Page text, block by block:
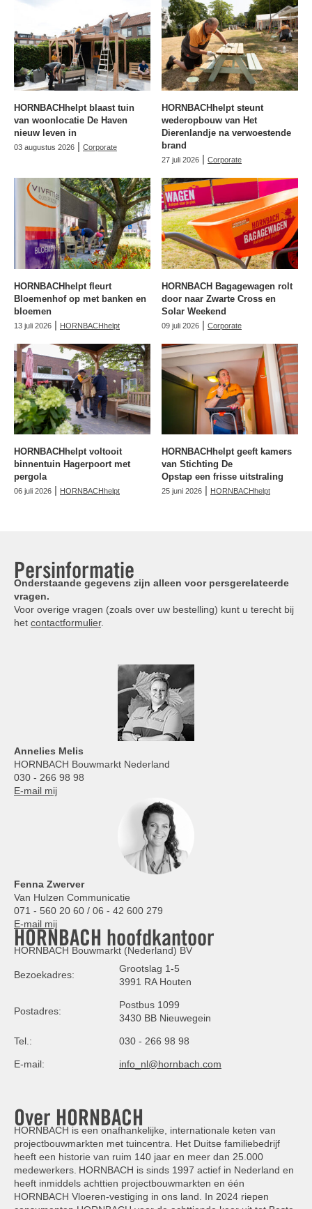
HORNBACHhelpt blaast tuin
van woonlocatie De Haven
nieuw leven in
03 augustus 2026 | Corporate
HORNBACHhelpt steunt
wederopbouw van Het
Dierenlandje na verwoestende
brand
27 juli 2026 | Corporate
HORNBACHhelpt fleurt
Bloemenhof op met banken en
bloemen
13 juli 2026 | HORNBACHhelpt
HORNBACH Bagagewagen rolt
door naar Zwarte Cross en
Solar Weekend
09 juli 2026 | Corporate
HORNBACHhelpt voltooit
binnentuin Hagerpoort met
pergola
06 juli 2026 | HORNBACHhelpt
HORNBACHhelpt geeft kamers
van Stichting De
Opstap een frisse uitstraling
25 juni 2026 | HORNBACHhelpt
Persinformatie
Onderstaande gegevens zijn alleen voor persgerelateerde
vragen.
Voor overige vragen (zoals over uw bestelling) kunt u terecht bij
het contactformulier.
Annelies Melis
HORNBACH Bouwmarkt Nederland
030 - 266 98 98
E-mail mij
Fenna Zwerver
Van Hulzen Communicatie
071 - 560 20 60 / 06 - 42 600 279
E-mail mij
HORNBACH hoofdkantoor
HORNBACH Bouwmarkt (Nederland) BV
Bezoekadres:
Grootslag 1-5
3991 RA Houten
Postadres:
Postbus 1099
3430 BB Nieuwegein
Tel.: 030 - 266 98 98
E-mail: info_nl@hornbach.com
Over HORNBACH
HORNBACH is een onafhankelijke, internationale keten van
projectbouwmarkten met tuincentra. Het Duitse familiebedrijf
heeft een historie van ruim 140 jaar en meer dan 25.000
medewerkers. HORNBACH is sinds 1997 actief in Nederland en
heeft inmiddels achttien projectbouwmarkten en één
HORNBACH Vloeren-vestiging in ons land. In 2024 riepen